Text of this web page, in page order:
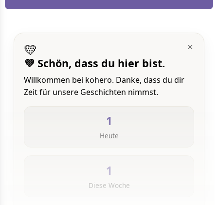
×
💛
💜 Schön, dass du hier bist.
Willkommen bei kohero. Danke, dass du dir
Zeit für unsere Geschichten nimmst.
1
Heute
1
Diese Woche